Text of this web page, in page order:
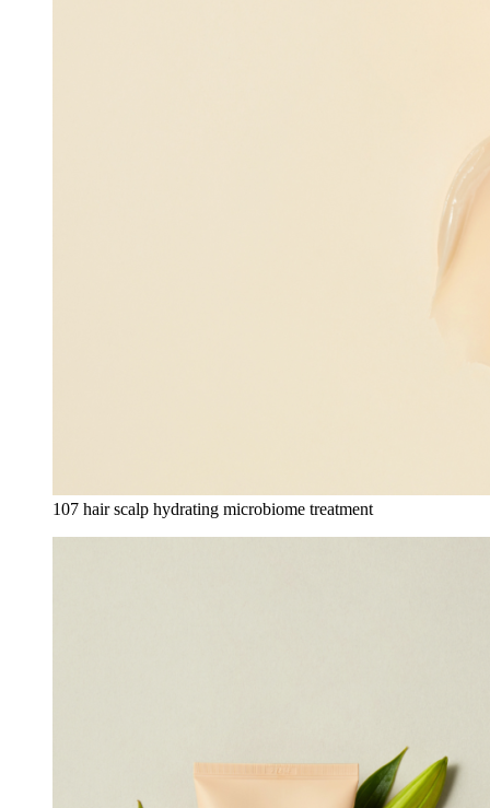
107 hair scalp hydrating microbiome treatment